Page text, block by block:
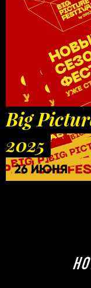
Big
2025
26 ИЮНЯ